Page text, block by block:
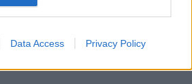
Data Access Privacy Policy